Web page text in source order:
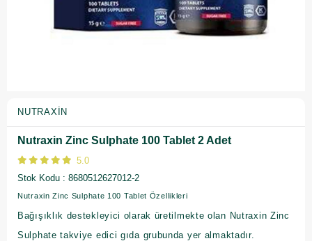
NUTRAXIN
Nutraxin Zinc Sulphate 100 Tablet 2 Adet
5.0
Stok Kodu
8680512627012-2
Nutraxin Zinc Sulphate 100 Tablet Özellikleri
Bağışıklık destekleyici olarak üretilmekte olan Nutraxin Zinc
Sulphate takviye edici gıda grubunda yer almaktadır.